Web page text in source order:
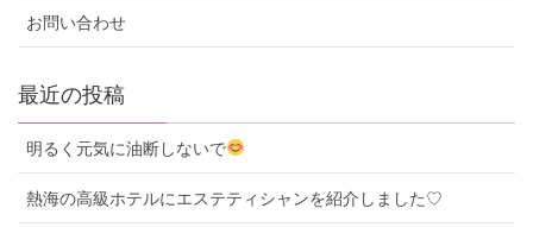
お問い合わせ
最近の投稿
明るく元気に油断しないで
熱海の高級ホテルにエステティシャンを紹介しました♡